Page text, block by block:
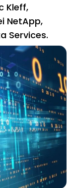
Kleff,
NetApp,
Services.